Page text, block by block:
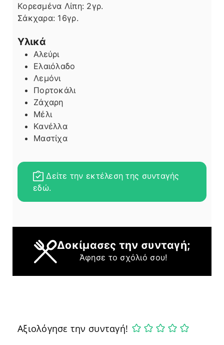
Κορεσμένα Λίπη: 2γρ.
Σάκχαρα: 16γρ.
Υλικά
Αλεύρι
Ελαιόλαδο
Λεμόνι
Πορτοκάλι
Ζάχαρη
Μέλι
Κανέλλα
Μαστίχα
Δείτε την εκτέλεση της συνταγής
εδώ.
Δοκίμασες την συνταγή;
Άφησε το σχόλιό σου!
Αξιολόγησε την συνταγή!